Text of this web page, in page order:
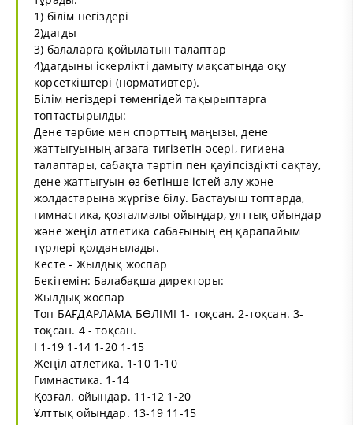
1) білім негіздері
2)дагды
3) балаларга қойылатын талаптар
4)дагдыны іскерлікті дамыту мақсатында оқу
көрсеткіштері (нормативтер).
Білім негіздері төменгідей тақырыптарга
топтастырылды:
Дене тәрбие мен спорттың маңызы, дене
жаттығуының ағзаға тигізетін әсері, гигиена
талаптары, сабақта тәртіп пен қауіпсіздікті сақтау,
дене жаттығуын өз бетінше істей алу және
жолдастарына жүргізе білу. Бастауыш топтарда,
гимнастика, қозғалмалы ойындар, ұлттық ойындар
және жеңіл атлетика сабағының ең қарапайым
түрлері қолданылады.
Кесте - Жылдық жоспар
Бекітемін: Балабақша директоры:
Жылдық жоспар
Топ БАҒДАРЛАМА БӨЛІМІ 1- тоқсан. 2-тоқсан. 3-
тоқсан. 4 - тоқсан.
І 1-19 1-14 1-20 1-15
Жеңіл атлетика. 1-10 1-10
Гимнастика. 1-14
Қозғал. ойындар. 11-12 1-20
Ұлттық ойындар. 13-19 11-15